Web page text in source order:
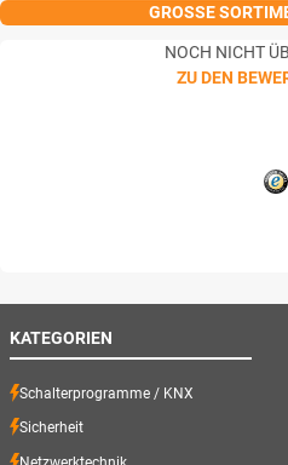
GROSSE
NOCH NICHT
ZU DEN
KATEGORIEN
Schalterprogramme / KNX
Sicherheit